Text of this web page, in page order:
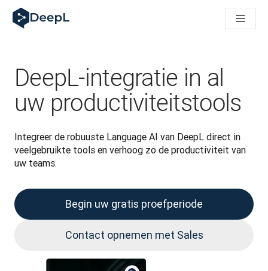
DeepL voor AI-agenten
DeepL Translation Flow: Nieuwe, door AI aangestuurde
Vertrouwen in Language AI voor bedrijfstaal ontrafeld. In
Hoe wij de kwaliteitsbeoordeling voor DeepL ontwikkelen
Van hoogwaardige tekstvertalingen tot een realtime
DeepL-integratie in al
uw productiviteitstools
Integreer de robuuste Language AI van DeepL direct in
veelgebruikte tools en verhoog zo de productiviteit van
uw teams.
Begin uw gratis proefperiode
Contact opnemen met Sales